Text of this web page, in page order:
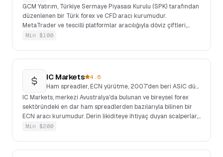
GCM Yatırım, Türkiye Sermaye Piyasası Kurulu (SPK) tarafından
düzenlenen bir Türk forex ve CFD aracı kurumudur.
MetaTrader ve tescilli platformlar aracılığıyla döviz çiftleri,
endeksler, metaller ve emtialarda kaldıraçlı işlem sunar ve
Min $100
IC Markets 4.6
Ham spreadler, ECN yürütme, 2007'den beri ASIC düzenlemeli
IC Markets, merkezi Avustralya'da bulunan ve bireysel forex
sektöründeki en dar ham spreadlerden bazılarıyla bilinen bir
ECN aracı kurumudur. Derin likiditeye ihtiyaç duyan scalperlar,
EA'lar ve yüksek frekanslı stratejiler için en uygunudur. MT4,
Min $200